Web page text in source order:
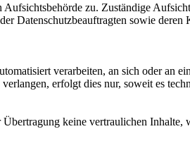
zu. Zuständige
Datenschutzbeauftragten sowie
verarbeiten, an sich oder an
erfolgt dies nur, soweit es
keine vertraulichen